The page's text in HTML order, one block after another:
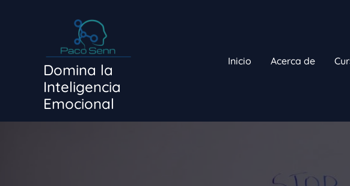
Domina la
Inteligencia
Emocional
Inicio Acerca de